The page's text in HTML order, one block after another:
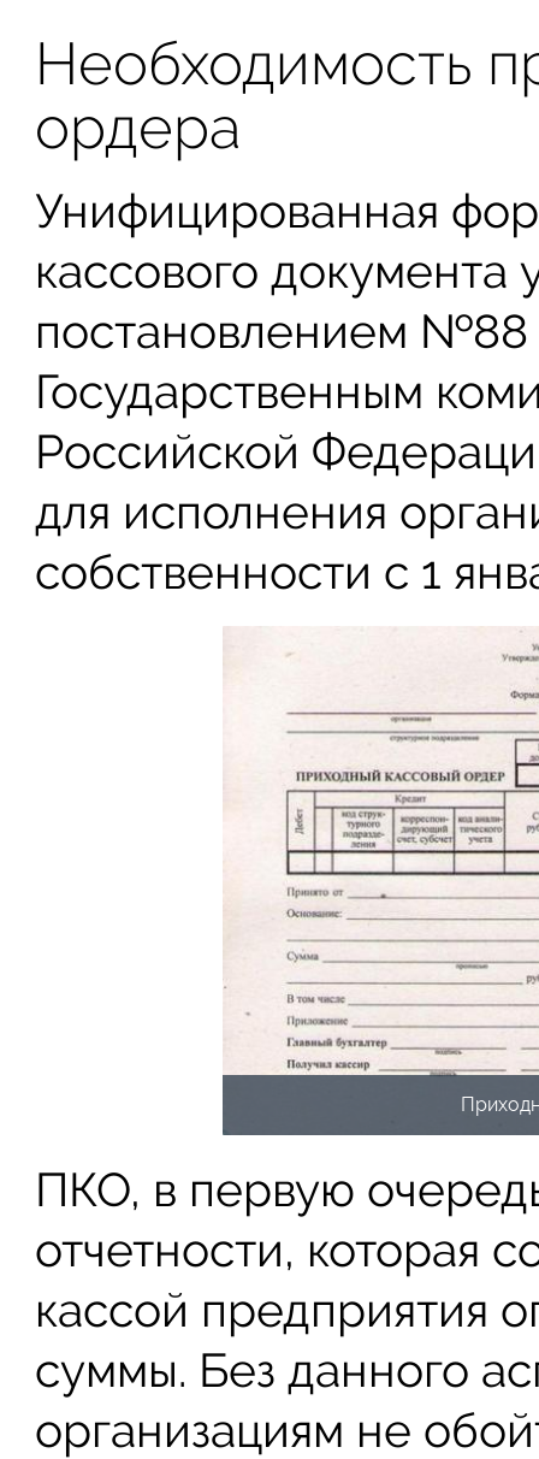
Необходимость
ордера
Унифицированная
кассового документа
постановлением №88
Государственным
Российской
для исполнения
собственности с 1
ПКО, в первую
отчетности, которая
кассой предприятия
суммы. Без данного
организациям не